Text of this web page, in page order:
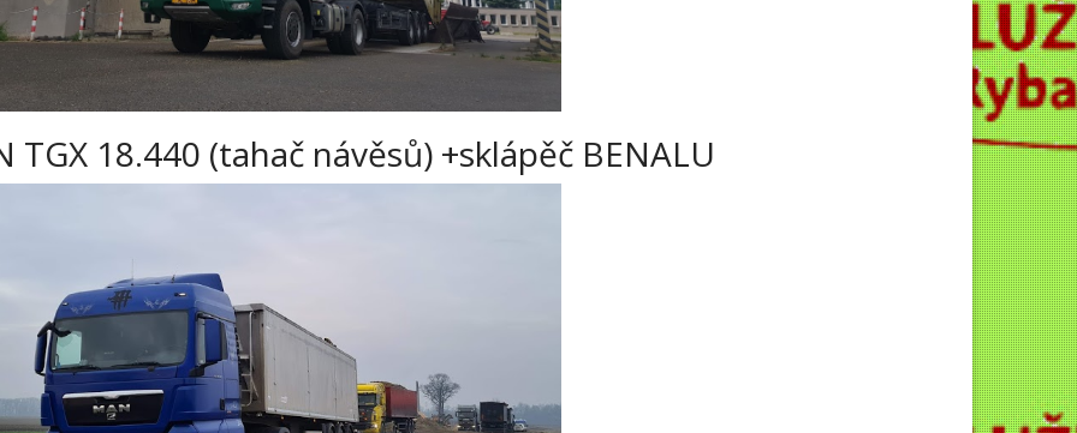
TGX 18.440 (tahač návěsů) +sklápěč BENALU